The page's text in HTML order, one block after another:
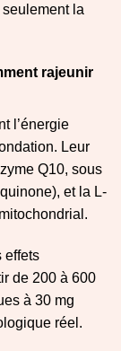
la
rajeunir
l’énergie
Leur
Q10, sous
et la L-
effets
de 200 à 600
à 30 mg
réel.